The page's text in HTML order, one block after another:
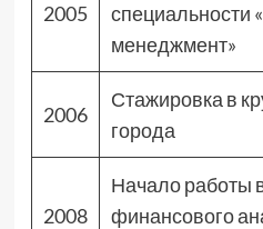
2005
специальности
менеджмент»
2006
Стажировка в
города
2008
Начало работы
финансового